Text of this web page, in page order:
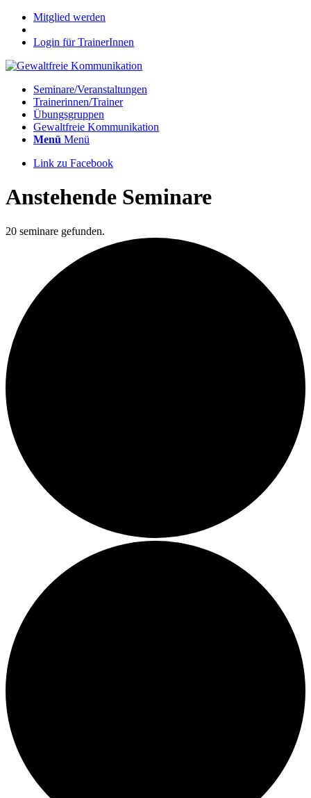
Mitglied werden
Login für TrainerInnen
Seminare/Veranstaltungen
Trainerinnen/Trainer
Übungsgruppen
Gewaltfreie Kommunikation
Menü Menü
Link zu Facebook
Anstehende Seminare
20 seminare gefunden.